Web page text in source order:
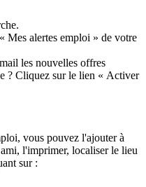
Mes alertes emploi » de votre
les nouvelles offres
? Cliquez sur le lien « Activer
vous pouvez l'ajouter à
l'imprimer, localiser le lieu
sur :